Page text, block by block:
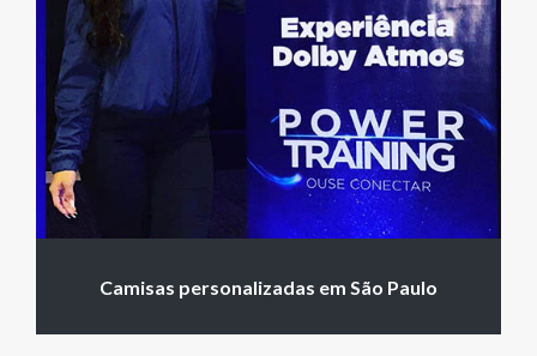
Camisas personalizadas em São Paulo